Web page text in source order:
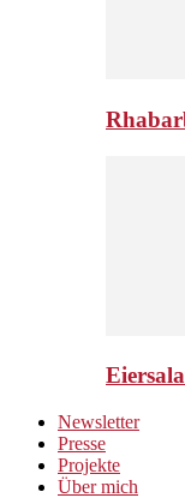
Newsletter
Presse
Projekte
Über mich